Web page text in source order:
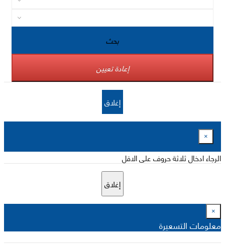
بحث
إعادة تعيين
إغلاق
×
الرجاء ادخال ثلاثة حروف على الاقل
إغلاق
×
معلومات التسعيرة